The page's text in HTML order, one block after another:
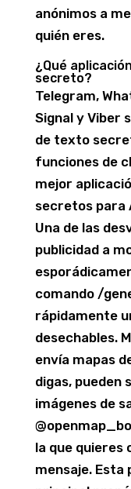
anónimos a
quién eres.
¿Qué
secreto?
Telegram,
Signal y Viber
de texto
funciones de
mejor
secretos para
Una de las
publicidad a
comando /
rápidamente
desechables.
envía mapas
digas, pueden
imágenes de
la que quieres
mensaje. Esta